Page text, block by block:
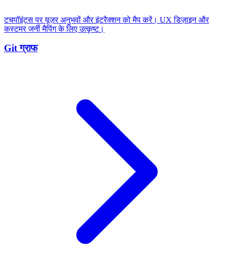
टचपॉइंट्स पर यूज़र अनुभवों और इंटरैक्शन को मैप करें। UX डिज़ाइन और
कस्टमर जर्नी मैपिंग के लिए उत्कृष्ट।
Git ग्राफ